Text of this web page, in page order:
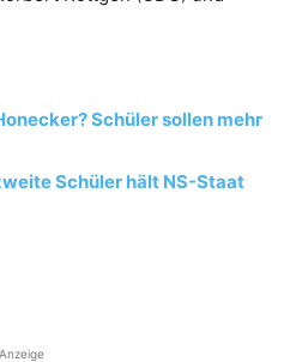
Schüler sollen mehr
Schüler hält NS-Staat
Anzeige